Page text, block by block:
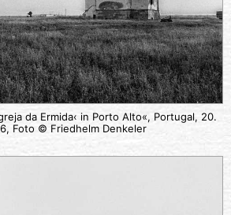
da Ermida‹ in Porto Alto«, Portugal, 20.
Foto © Friedhelm Denkeler